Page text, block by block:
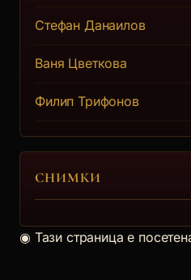
Стефан Данаилов
Ваня Цветкова
Филип Трифонов
СНИМКИ
◉ Тази страница е